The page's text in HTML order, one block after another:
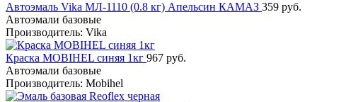
Автоэмаль Vika МЛ-1110 (0.8 кг) Апельсин КАМАЗ 359 руб.
Автоэмали базовые
Производитель: Vika
Краска MOBIHEL синяя 1кг 967 руб.
Автоэмали базовые
Производитель: Mobihel